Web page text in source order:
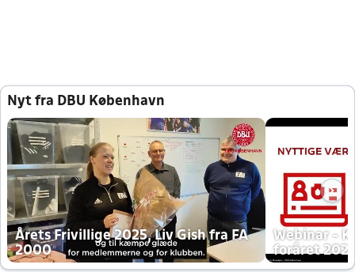
Nyt fra DBU København
Årets Frivillige 2025, Liv Gish fra FA
2000
Webinar -
foråret